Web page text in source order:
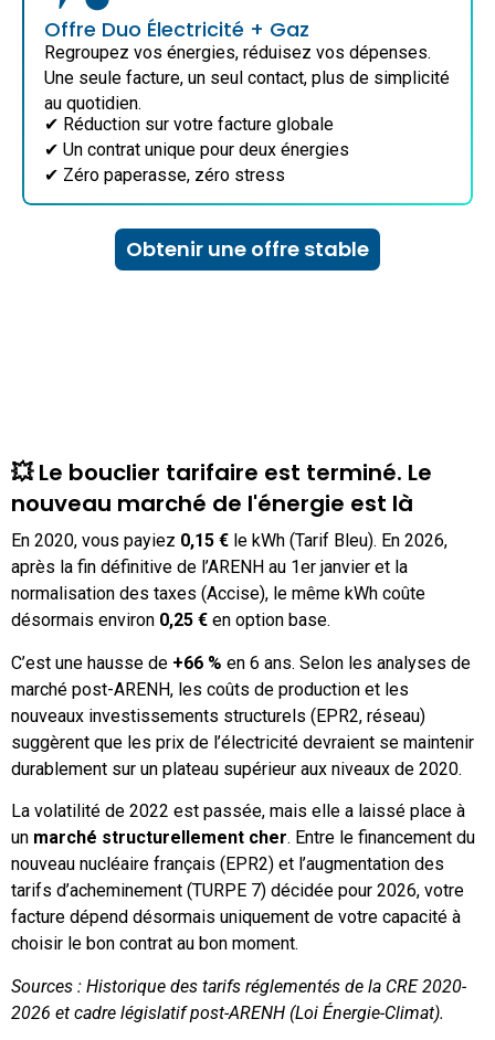
Offre Duo Électricité + Gaz
Regroupez vos énergies, réduisez vos dépenses.
Une seule facture, un seul contact, plus de simplicité
au quotidien.
✔ Réduction sur votre facture globale
✔ Un contrat unique pour deux énergies
✔ Zéro paperasse, zéro stress
Obtenir une offre stable
💥 Le bouclier tarifaire est terminé. Le
nouveau marché de l'énergie est là
En 2020, vous payiez 0,15 € le kWh (Tarif Bleu). En 2026,
après la fin définitive de l’ARENH au 1er janvier et la
normalisation des taxes (Accise), le même kWh coûte
désormais environ 0,25 € en option base.
C’est une hausse de +66 % en 6 ans. Selon les analyses de
marché post-ARENH, les coûts de production et les
nouveaux investissements structurels (EPR2, réseau)
suggèrent que les prix de l’électricité devraient se maintenir
durablement sur un plateau supérieur aux niveaux de 2020.
La volatilité de 2022 est passée, mais elle a laissé place à
un marché structurellement cher. Entre le financement du
nouveau nucléaire français (EPR2) et l’augmentation des
tarifs d’acheminement (TURPE 7) décidée pour 2026, votre
facture dépend désormais uniquement de votre capacité à
choisir le bon contrat au bon moment.
Sources : Historique des tarifs réglementés de la CRE 2020-
2026 et cadre législatif post-ARENH (Loi Énergie-Climat).